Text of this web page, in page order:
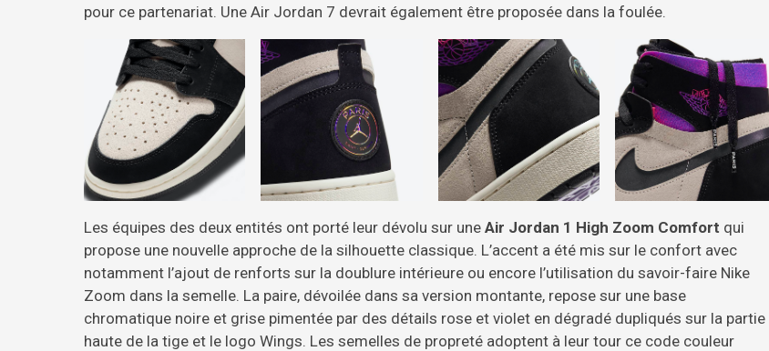
pour ce partenariat. Une Air Jordan 7 devrait également être proposée dans la foulée.
Les équipes des deux entités ont porté leur dévolu sur une Air Jordan 1 High Zoom Comfort qui
propose une nouvelle approche de la silhouette classique. L’accent a été mis sur le confort avec
notamment l’ajout de renforts sur la doublure intérieure ou encore l’utilisation du savoir-faire Nike
Zoom dans la semelle. La paire, dévoilée dans sa version montante, repose sur une base
chromatique noire et grise pimentée par des détails rose et violet en dégradé dupliqués sur la partie
haute de la tige et le logo Wings. Les semelles de propreté adoptent à leur tour ce code couleur